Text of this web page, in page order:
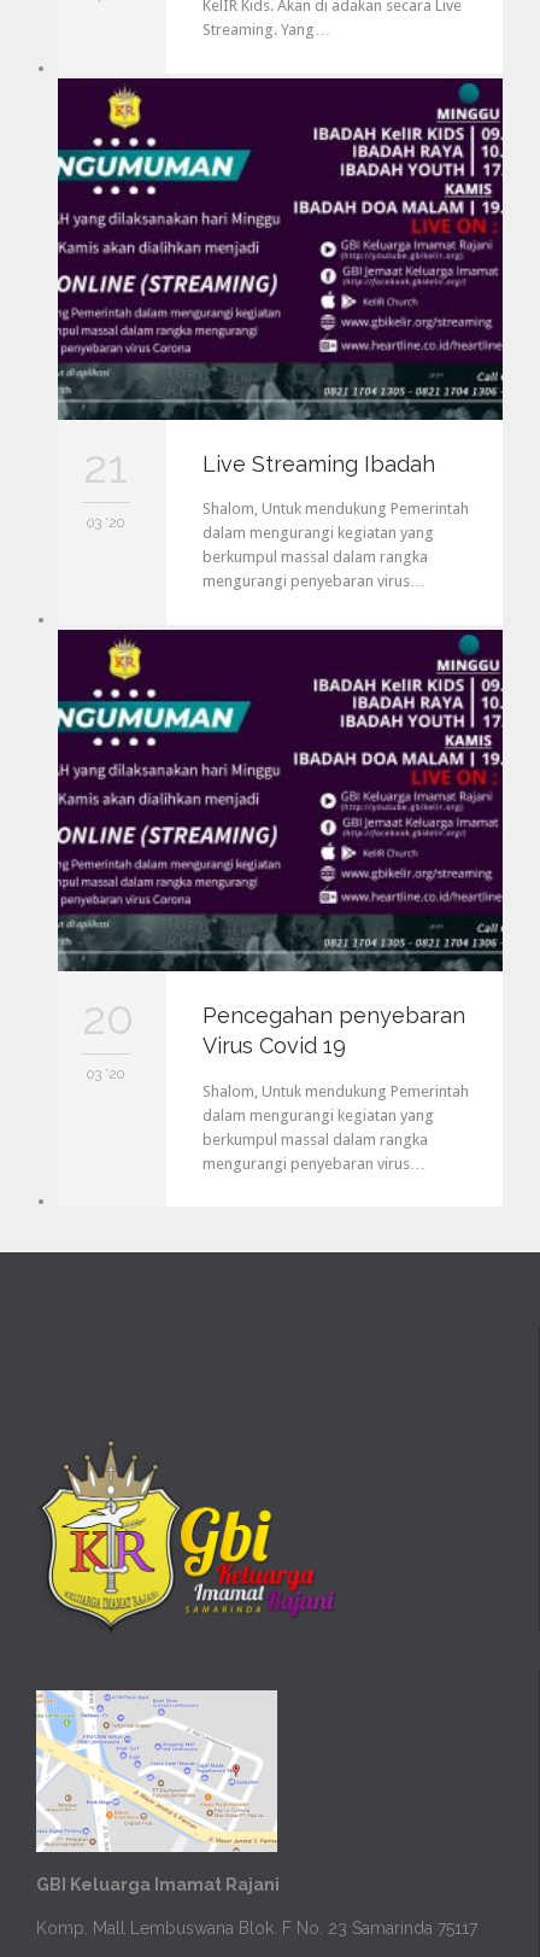
KelIR Kids. Akan di adakan secara Live
Streaming. Yang…
21
03 '20
Live Streaming Ibadah
Shalom, Untuk mendukung Pemerintah
dalam mengurangi kegiatan yang
berkumpul massal dalam rangka
mengurangi penyebaran virus…
20
03 '20
Pencegahan penyebaran
Virus Covid 19
Shalom, Untuk mendukung Pemerintah
dalam mengurangi kegiatan yang
berkumpul massal dalam rangka
mengurangi penyebaran virus…
GBI Keluarga Imamat Rajani
Komp. Mall Lembuswana Blok. F No. 23 Samarinda 75117